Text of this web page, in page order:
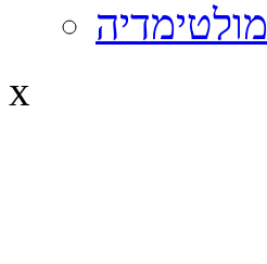
מולטימדיה
x